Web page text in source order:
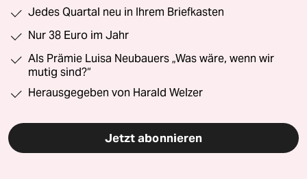
Jedes Quartal neu in Ihrem Briefkasten
Nur 38 Euro im Jahr
Als Prämie Luisa Neubauers „Was wäre, wenn wir
mutig sind?“
Herausgegeben von Harald Welzer
Jetzt abonnieren